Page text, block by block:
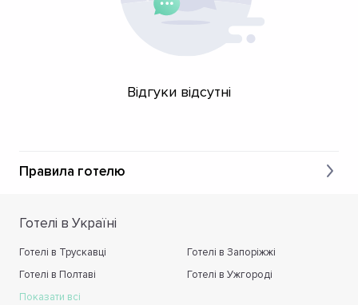
Відгуки відсутні
Правила готелю
Готелі в Україні
Готелі в Трускавці
Готелі в Запоріжжі
Готелі в Полтаві
Готелі в Ужгороді
Показати всі